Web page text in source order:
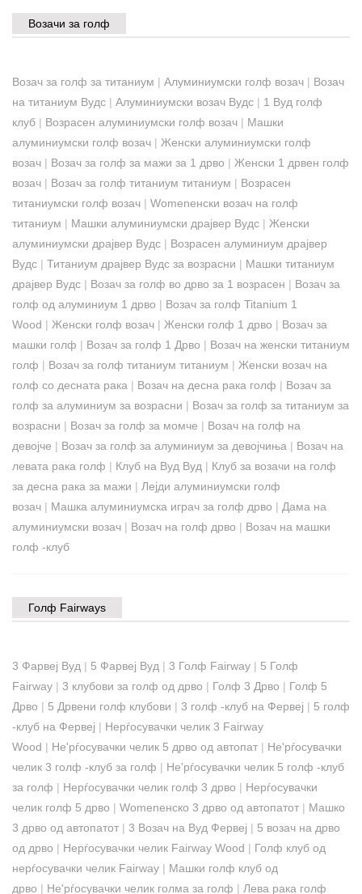
Возачи за голф
Возач за голф за титаниум | Алуминиумски голф возач | Возач
на титаниум Вудс | Алуминиумски возач Вудс | 1 Вуд голф
клуб | Возрасен алуминиумски голф возач | Машки
алуминиумски голф возач | Женски алуминиумски голф
возач | Возач за голф за мажи за 1 дрво | Женски 1 дрвен голф
возач | Возач за голф титаниум титаниум | Возрасен
титаниумски голф возач | Womenенски возач на голф
титаниум | Машки алуминиумски драјвер Вудс | Женски
алуминиумски драјвер Вудс | Возрасен алуминиум драјвер
Вудс | Титаниум драјвер Вудс за возрасни | Машки титаниум
драјвер Вудс | Возач за голф во дрво за 1 возрасен | Возач за
голф од алуминиум 1 дрво | Возач за голф Titanium 1
Wood | Женски голф возач | Женски голф 1 дрво | Возач за
машки голф | Возач за голф 1 Дрво | Возач на женски титаниум
голф | Возач за голф титаниум титаниум | Женски возач на
голф со десната рака | Возач на десна рака голф | Возач за
голф за алуминиум за возрасни | Возач за голф за титаниум за
возрасни | Возач за голф за момче | Возач на голф на
девојче | Возач за голф за алуминиум за девојчиња | Возач на
левата рака голф | Клуб на Вуд Вуд | Клуб за возачи на голф
за десна рака за мажи | Лејди алуминиумски голф
возач | Машка алуминиумска играч за голф дрво | Дама на
алуминиумски возач | Возач на голф дрво | Возач на машки
голф -клуб
Голф Fairways
3 Фарвеј Вуд | 5 Фарвеј Вуд | 3 Голф Fairway | 5 Голф
Fairway | 3 клубови за голф од дрво | Голф 3 Дрво | Голф 5
Дрво | 5 Дрвени голф клубови | 3 голф -клуб на Фервеј | 5 голф
-клуб на Фервеј | Нерѓосувачки челик 3 Fairway
Wood | Не'рѓосувачки челик 5 дрво од автопат | Не'рѓосувачки
челик 3 голф -клуб за голф | Не'рѓосувачки челик 5 голф -клуб
за голф | Нерѓосувачки челик голф 3 дрво | Нерѓосувачки
челик голф 5 дрво | Womenенско 3 дрво од автопатот | Машко
3 дрво од автопатот | 3 Возач на Вуд Фервеј | 5 возач на дрво
од дрво | Нерѓосувачки челик Fairway Wood | Голф клуб од
нерѓосувачки челик Fairway | Машки голф клуб од
дрво | Не'рѓосувачки челик голма за голф | Лева рака голф